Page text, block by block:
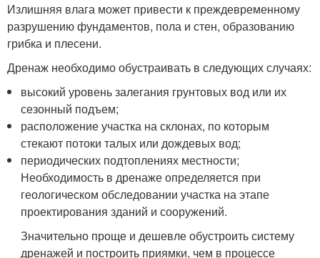
Излишняя влага может привести к преждевременному
разрушению фундаментов, пола и стен, образованию
грибка и плесени.
Дренаж необходимо обустраивать в следующих случаях:
высокий уровень залегания грунтовых вод или их
сезонный подъем;
расположение участка на склонах, по которым
стекают потоки талых или дождевых вод;
периодических подтоплениях местности;
Необходимость в дренаже определяется при
геологическом обследовании участка на этапе
проектирования зданий и сооружений.
Значительно проще и дешевле обустроить систему
дренажей и построить приямки, чем в процессе